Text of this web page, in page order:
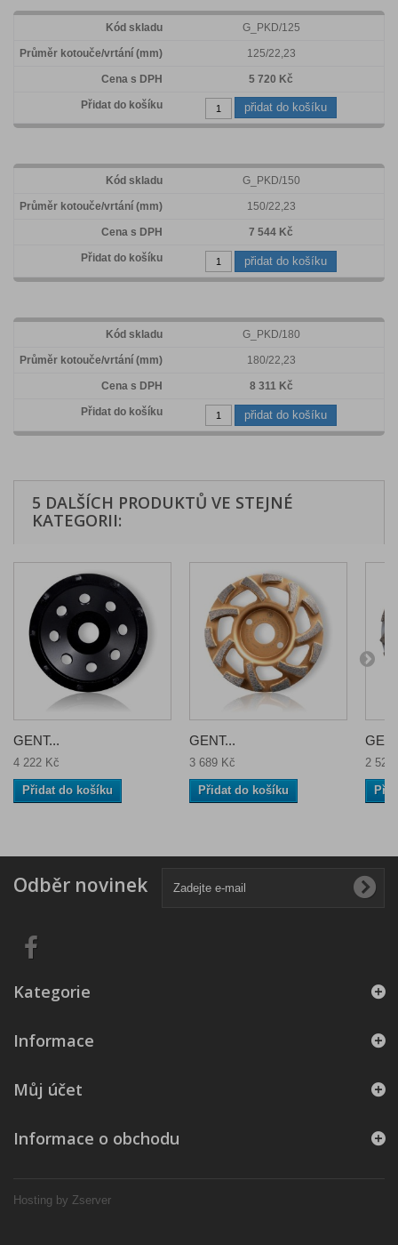
G_PKD/125
125/22,23
5 720 Kč
přidat do košíku
G_PKD/150
150/22,23
7 544 Kč
přidat do košíku
G_PKD/180
180/22,23
8 311 Kč
přidat do košíku
5 DALŠÍCH PRODUKTŮ VE STEJNÉ
KATEGORII:
GENT...
4 222 Kč
Přidat do košíku
GENT...
3 689 Kč
Přidat do košíku
2 529
Odběr novinek
Kategorie
Informace
Hosting by Zserver
Můj účet
Informace o obchodu